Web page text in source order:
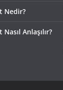
Nedir?
Anlaşılır?